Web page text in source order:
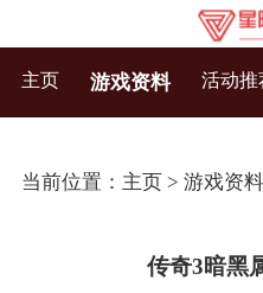
主页 游戏资料 活动推
当前位置： 主页> 游戏资料
传奇3暗黑